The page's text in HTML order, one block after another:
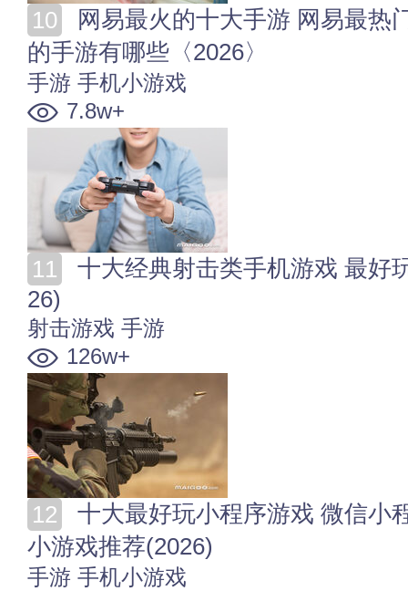
的手游有哪些〈2026〉
手游 手机小游戏
7.8w+
26)
射击游戏 手游
126w+
小游戏推荐(2026)
手游 手机小游戏